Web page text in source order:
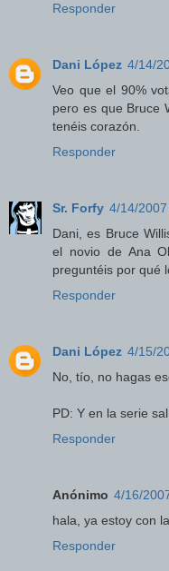
Responder
Dani López 4/14/
Veo que el 90%
pero es que Bruce
tenéis corazón.
Responder
Sr. Forfy 4/14/
Dani, es Bruce
el novio de Ana
preguntéis por qué
Responder
Dani López 4/15/
No, tío, no hagas
PD: Y en la serie
Responder
Anónimo 4/16/
hala, ya estoy con
Responder